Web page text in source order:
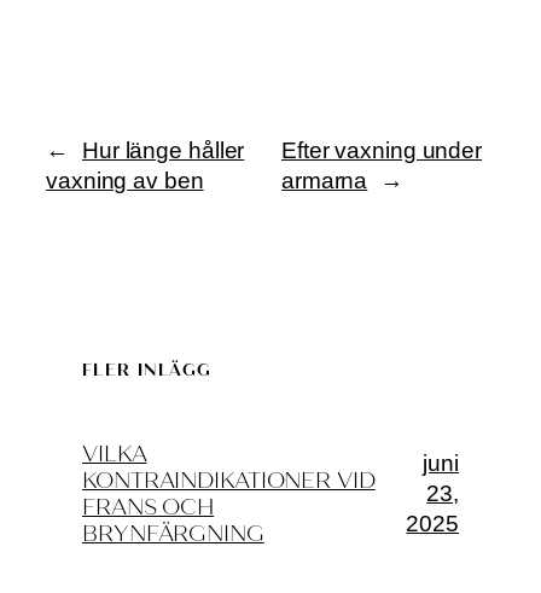
←
Hur länge håller
vaxning av ben
Efter vaxning under
armarna
→
FLER INLÄGG
VILKA
KONTRAINDIKATIONER VID
FRANS OCH
BRYNFÄRGNING
juni
23,
2025